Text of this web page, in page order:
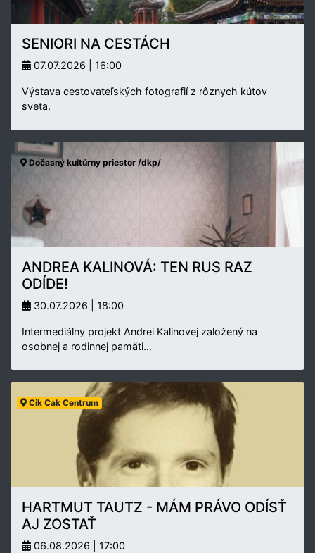
SENIORI NA CESTÁCH
07.07.2026 | 16:00
Výstava cestovateľských fotografií z rôznych kútov
sveta.
Dočasný kultúrny priestor /dkp/
ANDREA KALINOVÁ: TEN RUS RAZ
ODÍDE!
30.07.2026 | 18:00
Intermediálny projekt Andrei Kalinovej založený na
osobnej a rodinnej pamäti…
Cik Cak Centrum
HARTMUT TAUTZ - MÁM PRÁVO ODÍSŤ
AJ ZOSTAŤ
06.08.2026 | 17:00